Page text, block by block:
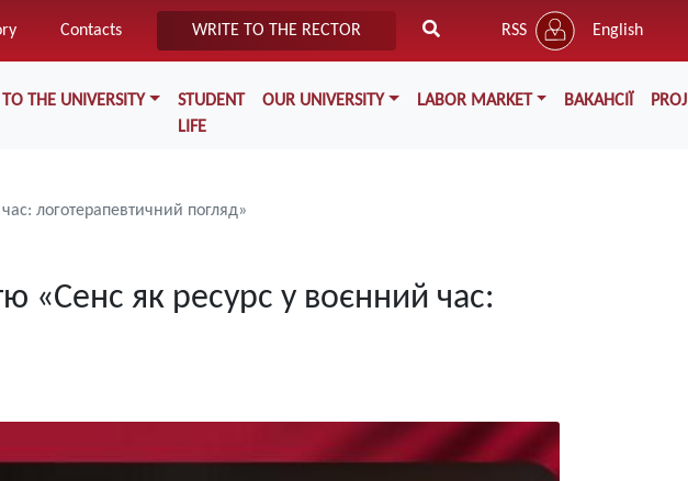
Contacts WRITE TO THE RECTOR RSS English
THE UNIVERSITY
STUDENT
LIFE
OUR UNIVERSITY LABOR MARKET ВАКАНСІЇ
логотерапевтичний погляд»
«Сенс як ресурс у воєнний час: